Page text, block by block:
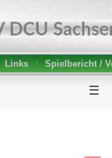
Links Spielbericht /
☰